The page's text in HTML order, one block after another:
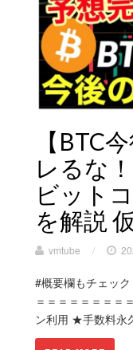
【BTC
レるな
ビット
を解説
vmtube /
#概要欄もチェッ
＝＝＝＝＝＝＝＝
ン利用 ★手数料永